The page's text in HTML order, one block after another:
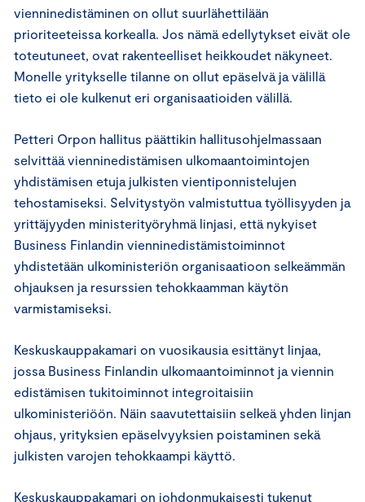
vienninedistäminen on ollut suurlähettilään
prioriteeteissa korkealla. Jos nämä edellytykset eivät ole
toteutuneet, ovat rakenteelliset heikkoudet näkyneet.
Monelle yritykselle tilanne on ollut epäselvä ja välillä
tieto ei ole kulkenut eri organisaatioiden välillä.
Petteri Orpon hallitus päättikin hallitusohjelmassaan
selvittää vienninedistämisen ulkomaantoimintojen
yhdistämisen etuja julkisten vientiponnistelujen
tehostamiseksi. Selvitystyön valmistuttua työllisyyden ja
yrittäjyyden ministerityöryhmä linjasi, että nykyiset
Business Finlandin vienninedistämistoiminnot
yhdistetään ulkoministeriön organisaatioon selkeämmän
ohjauksen ja resurssien tehokkaamman käytön
varmistamiseksi.
Keskuskauppakamari on vuosikausia esittänyt linjaa,
jossa Business Finlandin ulkomaantoiminnot ja viennin
edistämisen tukitoiminnot integroitaisiin
ulkoministeriöön. Näin saavutettaisiin selkeä yhden linjan
ohjaus, yrityksien epäselvyyksien poistaminen sekä
julkisten varojen tehokkaampi käyttö.
Keskuskauppakamari on johdonmukaisesti tukenut